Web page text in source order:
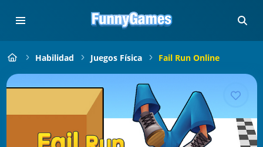
Habilidad Juegos Física Fail Run Online